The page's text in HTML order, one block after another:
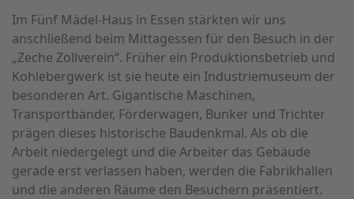
Im Fünf Mädel-Haus in Essen stärkten wir uns
anschließend beim Mittagessen für den Besuch in der
„Zeche Zollverein“. Früher ein Produktionsbetrieb und
Kohlebergwerk ist sie heute ein Industriemuseum der
besonderen Art. Gigantische Maschinen,
Transportbänder, Förderwagen, Bunker und Trichter
prägen dieses historische Baudenkmal. Als ob die
Arbeit niedergelegt und die Arbeiter das Gebäude
gerade erst verlassen haben, werden die Fabrikhallen
und die anderen Räume den Besuchern präsentiert.